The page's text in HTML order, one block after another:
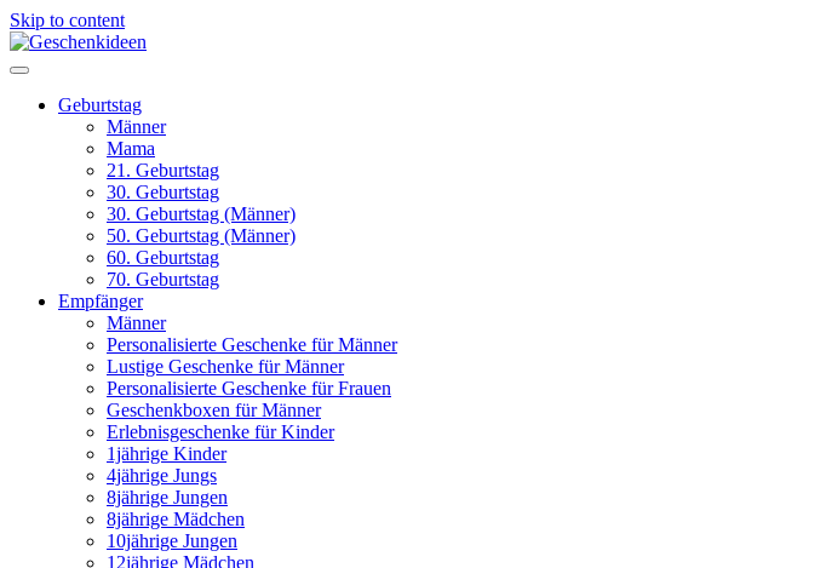
Skip to content
Geburtstag
Männer
Mama
21. Geburtstag
30. Geburtstag
30. Geburtstag (Männer)
50. Geburtstag (Männer)
60. Geburtstag
70. Geburtstag
Empfänger
Männer
Personalisierte Geschenke für Männer
Lustige Geschenke für Männer
Personalisierte Geschenke für Frauen
Geschenkboxen für Männer
Erlebnisgeschenke für Kinder
1jährige Kinder
4jährige Jungs
8jährige Jungen
8jährige Mädchen
10jährige Jungen
12jährige Mädchen